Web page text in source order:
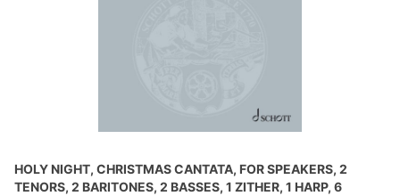
HOLY NIGHT, CHRISTMAS CANTATA, FOR SPEAKERS, 2
TENORS, 2 BARITONES, 2 BASSES, 1 ZITHER, 1 HARP, 6